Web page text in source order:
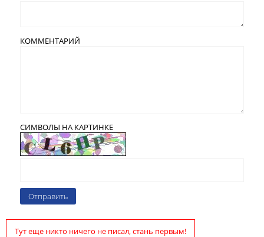
КОММЕНТАРИЙ
СИМВОЛЫ НА КАРТИНКЕ
Тут еще никто ничего не писал, стань первым!